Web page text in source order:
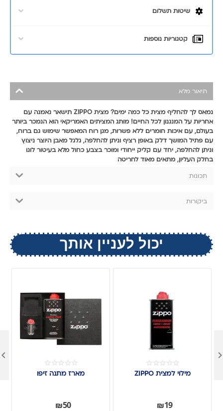
שיטות תשלום
קטגוריות נוספות
תיאור מלא
נמאס לך להחליף מצית כל כמה ימים? מצית ZIPPO תישאר נאמנה עם
אחריות על המנגנון לכל החיים! מותג המציתים האמריקאי הוא הנמכר ביותר
בעולם, עם איכות חומרים ללא פשרות, מגן רוח המאפשר שימוש גם ברוח,
עם פתיל המושך דלק באופן רציף וניתן להחלפה, גלגל מאבן היוצר ניצוץ
וניתן להחלפה, יחד עם קליק ייחודי ומוכר בצבע כחול מלא בעיטור לוגו
בחלק העליון, מתאים מאוד לחריטה
תכונות
ביקורות
יכול לעניין אותך
מילוי למצית ZIPPO
₪19
מארז מתנה זיפו
₪50